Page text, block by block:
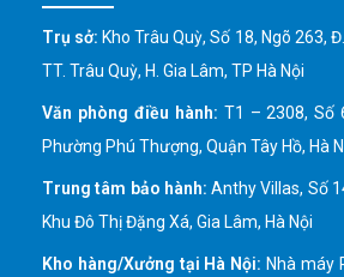
Trụ sở: Kho Trâu Quỳ, Số 18, Ngõ 263,
TT. Trâu Quỳ, H. Gia Lâm, TP Hà Nội
Văn phòng điều hành: T1 – 2308, Số
Phường Phú Thượng, Quận Tây Hồ, Hà
Trung tâm bảo hành: Anthy Villas, Số
Khu Đô Thị Đặng Xá, Gia Lâm, Hà Nội
Kho hàng/Xưởng tại Hà Nội: Nhà máy